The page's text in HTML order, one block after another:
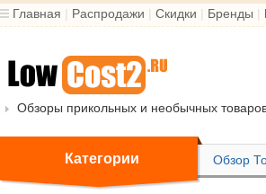
Главная | Распродажи | Скидки | Бренды |
Обзоры прикольных и необычных
Категории Обзор